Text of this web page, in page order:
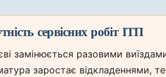
сервісних робіт ІТП
замінюється разовими
заростає відкладеннями,